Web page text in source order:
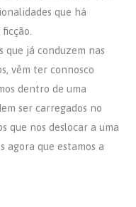
que há
que já conduzem nas
vêm ter connosco
dentro de uma
ser carregados no
que nos deslocar a uma
agora que estamos a